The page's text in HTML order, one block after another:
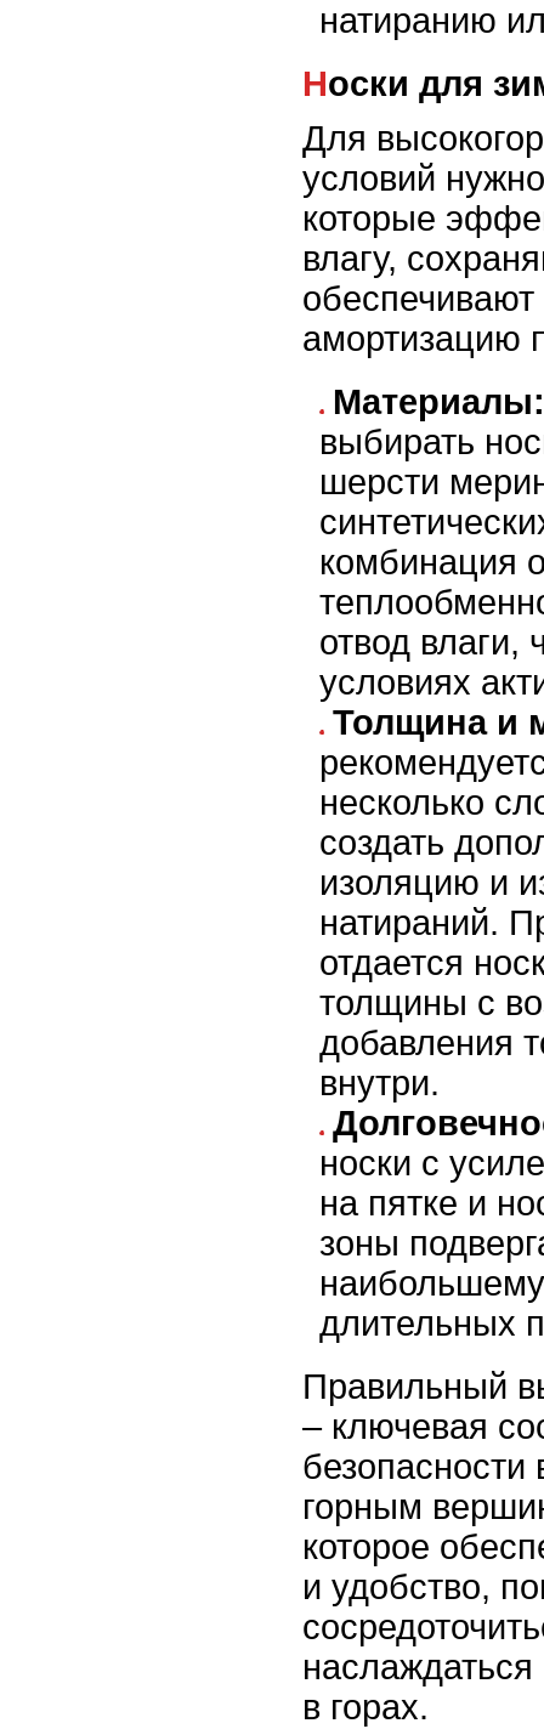
натиранию
Носки для
Для
условий
которые
влагу,
амортизацию
Материалы:
выбирать
шерсти
комбинация
отвод влаги,
условиях
Толщина и
несколько
создать
изоляцию и
натираний.
отдается
толщины с
добавления
внутри.
носки с
на пятке и
зоны
длительных
Правильный
– ключевая
горным
которое
и удобство,
в горах.